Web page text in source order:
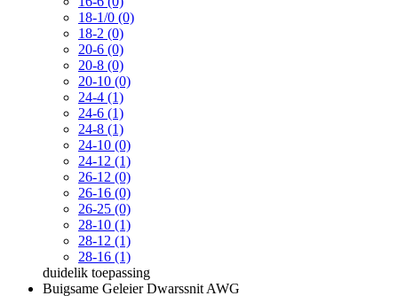
18-1/0 (0)
18-2 (0)
20-6 (0)
20-8 (0)
20-10 (0)
24-4 (1)
24-6 (1)
24-8 (1)
24-10 (0)
24-12 (1)
26-12 (0)
26-16 (0)
26-25 (0)
28-10 (1)
28-12 (1)
28-16 (1)
duidelik toepassing
Buigsame Geleier Dwarssnit AWG